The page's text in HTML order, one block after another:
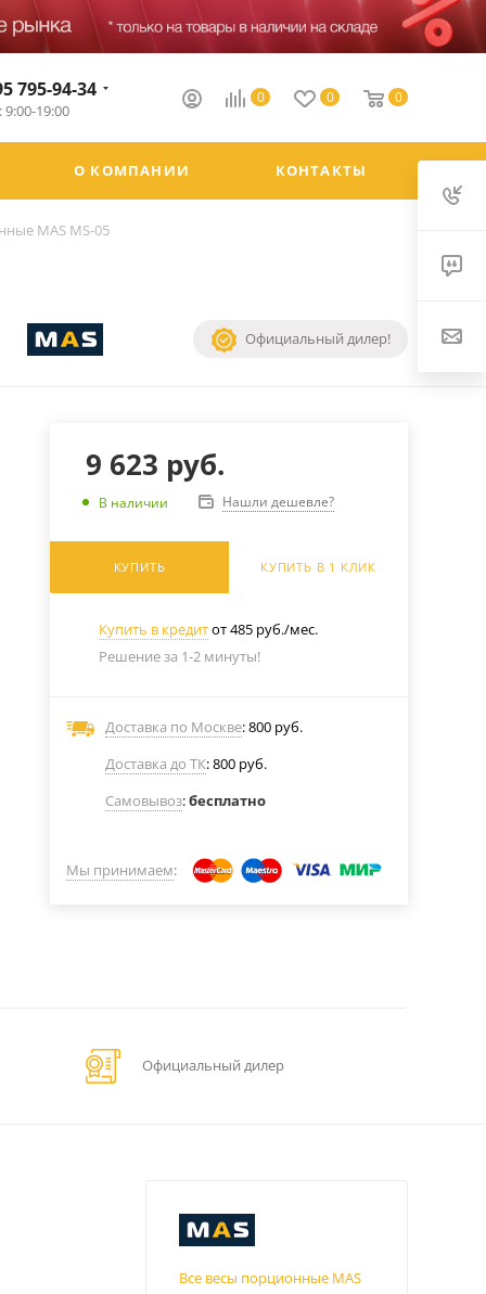
0 0 0
795-94-34
19:00
О КОМПАНИИ КОНТАКТЫ
MAS MS-05
Официальный дилер!
9 623 руб.
В наличии Нашли дешевле?
КУПИТЬ КУПИТЬ В 1 КЛИК
Купить в кредитот 485 руб./мес.
Решение за 1-2 минуты!
Доставка по Москве: 800 руб.
Доставка до ТК: 800 руб.
Самовывоз:бесплатно
Мы принимаем:
Официальный дилер
Все весы порционные MAS